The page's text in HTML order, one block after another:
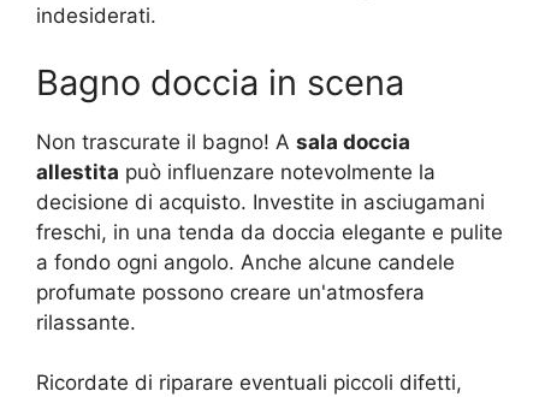
indesiderati.
Bagno doccia in scena
Non trascurate il bagno! A sala doccia
allestita può influenzare notevolmente la
decisione di acquisto. Investite in asciugamani
freschi, in una tenda da doccia elegante e pulite
a fondo ogni angolo. Anche alcune candele
profumate possono creare un'atmosfera
rilassante.
Ricordate di riparare eventuali piccoli difetti,